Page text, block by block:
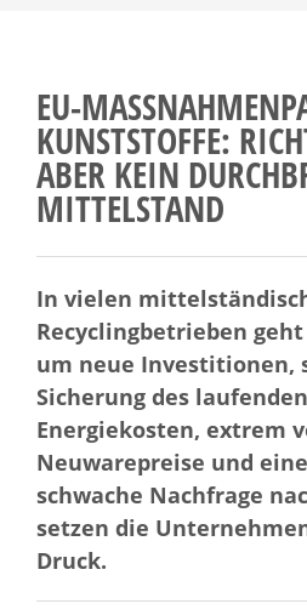
EU-
UNSTSTOFFE:
BER KEIN
ITTELSTAND
In vielen
Recyclingbetrieben
um neue Investitionen,
Sicherung des
Energiekosten, extrem
Neuwarepreise und
schwache Nachfrage
setzen die
Druck.